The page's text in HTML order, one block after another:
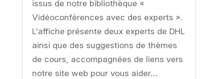
issus de notre bibliothèque «
Vidéoconférences avec des experts ».
L'affiche présente deux experts de DHL
ainsi que des suggestions de thèmes
de cours, accompagnées de liens vers
notre site web pour vous aider…